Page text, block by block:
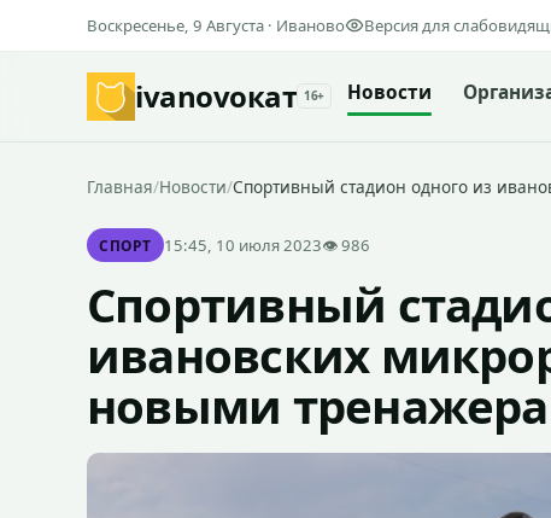
Воскресенье, 9 Августа · Иваново Версия для
ivanovoкат 16+ Новости
Главная/Новости/Спортивный стадион одного из
СПОРТ 15:45, 10 июля 2023👁 986
Спортивный
ивановских
новыми